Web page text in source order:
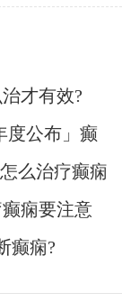
才有效?
度公布」癫
么治疗癫痫
痫要注意
癫痫?